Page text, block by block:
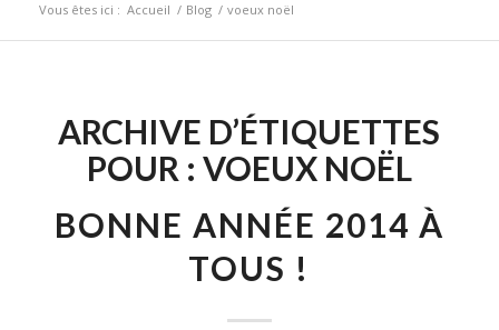
Vous êtes ici : Accueil / Blog / voeux noël
ARCHIVE D’ÉTIQUETTES
POUR : VOEUX NOËL
BONNE ANNÉE 2014 À
TOUS !